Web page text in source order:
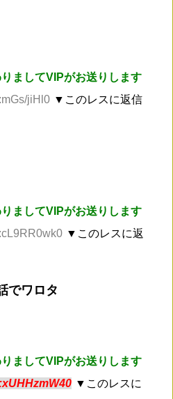
ましてVIPがお送りします
jiHl0 ▼このレスに返信
ましてVIPがお送りします
▼このレスに返
でワロタ
ましてVIPがお送りします
▼このレスに